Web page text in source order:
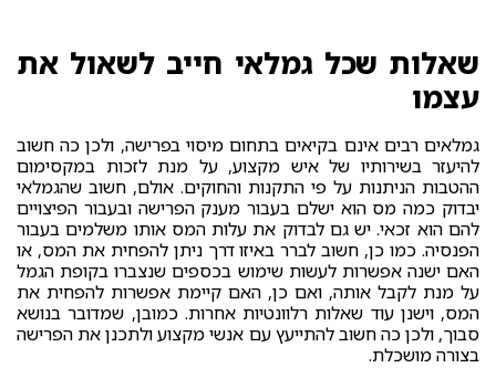
שאלות שכל גמלאי חייב לשאול את
עצמו
גמלאים רבים אינם בקיאים בתחום מיסוי בפרישה, ולכן כה חשוב
להיעזר בשירותיו של איש מקצוע, על מנת לזכות במקסימום
ההטבות הניתנות על פי התקנות והחוקים. אולם, חשוב שהגמלאי
יבדוק כמה מס הוא ישלם בעבור מענק הפרישה ובעבור הפיצויים
להם הוא זכאי. יש גם לבדוק את עלות המס אותו משלמים בעבור
הפנסיה. כמו כן, חשוב לברר באיזו דרך ניתן להפחית את המס, או
האם ישנה אפשרות לעשות שימוש בכספים שנצברו בקופת הגמל
על מנת לקבל אותה, ואם כן, האם קיימת אפשרות להפחית את
המס, וישנן עוד שאלות רלוונטיות אחרות. כמובן, שמדובר בנושא
סבוך, ולכן כה חשוב להתייעץ עם אנשי מקצוע ולתכנן את הפרישה
בצורה מושכלת.